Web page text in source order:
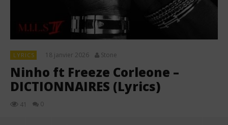
LYRICS 18 janvier 2026 Stone
Ninho ft Freeze Corleone –
DICTIONNAIRES (Lyrics)
41 0